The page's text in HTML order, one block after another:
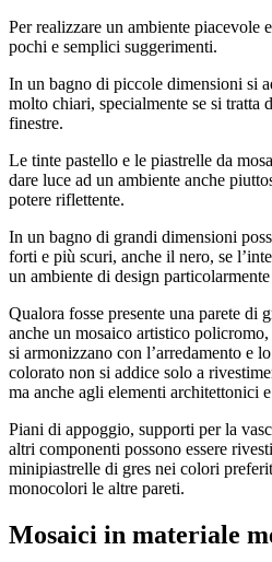
Per realizzare un ambiente piacevole
pochi e semplici suggerimenti.
In un bagno di piccole dimensioni si
molto chiari, specialmente se si tratta
finestre.
Le tinte pastello e le piastrelle da
dare luce ad un ambiente anche
potere riflettente.
In un bagno di grandi dimensioni
forti e più scuri, anche il nero, se
un ambiente di design
Qualora fosse presente una parete di
anche un mosaico artistico
si armonizzano con l’arredamento e
colorato non si addice solo a
ma anche agli elementi architettonici
Piani di appoggio, supporti per la
altri componenti possono essere
minipiastrelle di gres nei colori
monocolori le altre pareti.
Mosaici in materiale